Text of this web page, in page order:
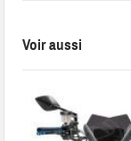
Voir aussi